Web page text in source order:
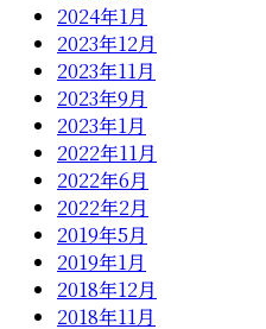
2024年1月
2023年12月
2023年11月
2023年9月
2023年1月
2022年11月
2022年6月
2022年2月
2019年5月
2019年1月
2018年12月
2018年11月